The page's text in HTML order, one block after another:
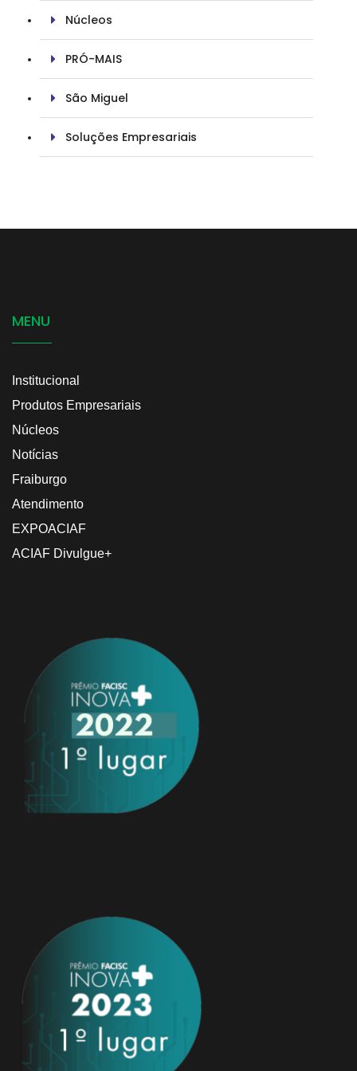
Núcleos
PRÓ-MAIS
São Miguel
Soluções Empresariais
MENU
Institucional
Produtos Empresariais
Núcleos
Notícias
Fraiburgo
Atendimento
EXPOACIAF
ACIAF Divulgue+